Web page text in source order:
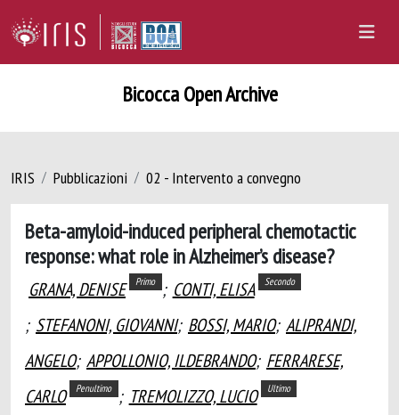
Bicocca Open Archive
IRIS Pubblicazioni 02 - Intervento a convegno
Beta-amyloid-induced peripheral chemotactic
response: what role in Alzheimer’s disease?
GRANA, DENISE Primo ; CONTI, ELISA Secondo
; STEFANONI, GIOVANNI; BOSSI, MARIO; ALIPRANDI,
ANGELO; APPOLLONIO, ILDEBRANDO; FERRARESE,
CARLO
Penultimo ; TREMOLIZZO, LUCIO Ultimo